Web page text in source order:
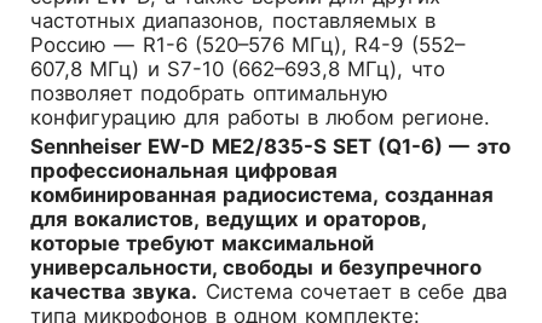
частотных диапазонов, поставляемых в
Россию — R1-6 (520–576 МГц), R4-9 (552–
607,8 МГц) и S7-10 (662–693,8 МГц), что
позволяет подобрать оптимальную
конфигурацию для работы в любом регионе.
Sennheiser EW-D ME2/835-S SET (Q1-6) — это
профессиональная цифровая
комбинированная радиосистема, созданная
для вокалистов, ведущих и ораторов,
которые требуют максимальной
универсальности, свободы и безупречного
качества звука. Система сочетает в себе два
типа микрофонов в одном комплекте: